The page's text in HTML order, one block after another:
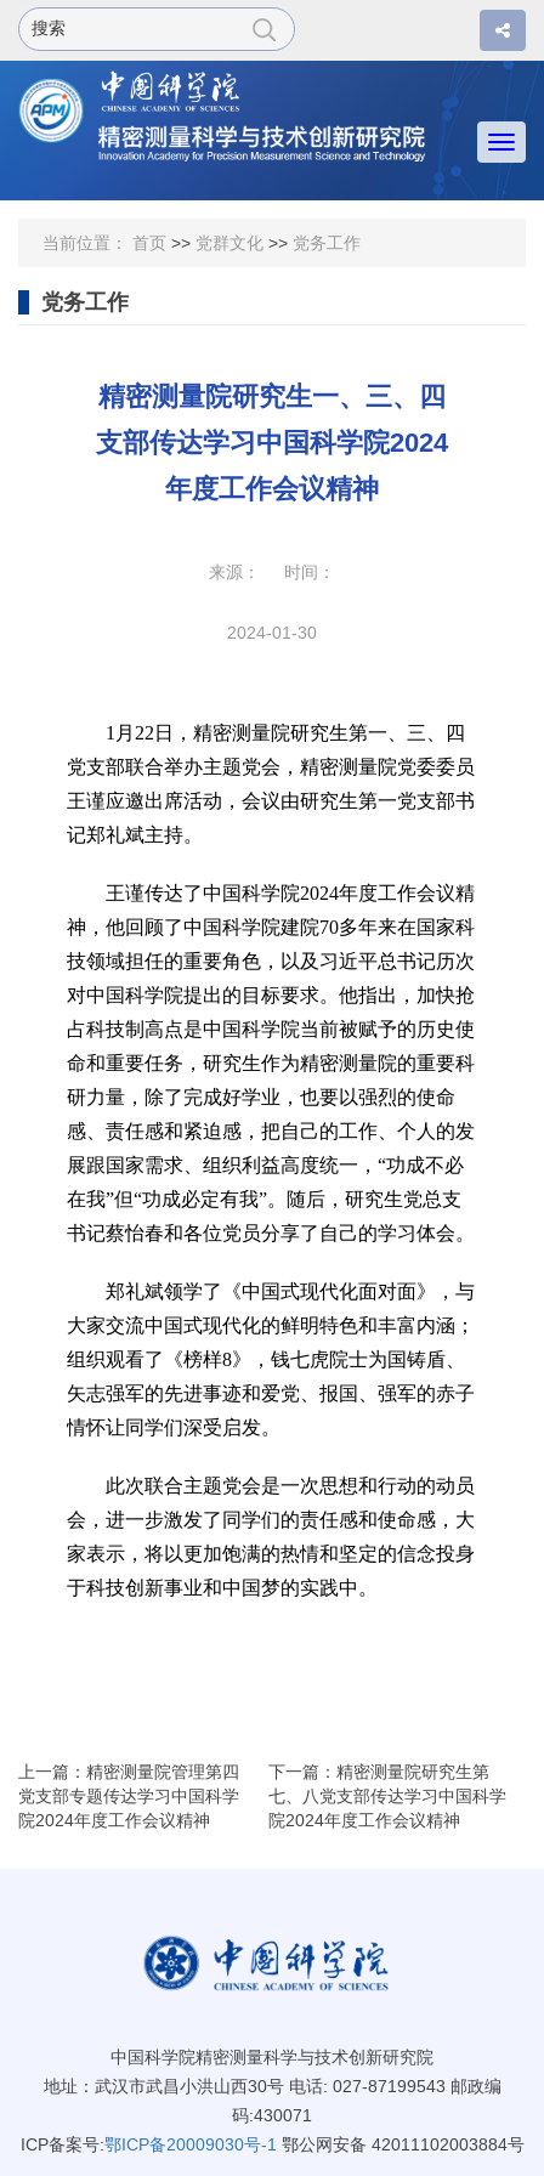
当前位置： 首页 >> 党群文化 >> 党务工作
党务工作
精密测量院研究生一、三、四
支部传达学习中国科学院2024
年度工作会议精神
来源： 时间：
2024-01-30
1月22日，精密测量院研究生第一、三、四
党支部联合举办主题党会，精密测量院党委委员
王谨应邀出席活动，会议由研究生第一党支部书
记郑礼斌主持。
王谨传达了中国科学院2024年度工作会议精
神，他回顾了中国科学院建院70多年来在国家科
技领域担任的重要角色，以及习近平总书记历次
对中国科学院提出的目标要求。他指出，加快抢
占科技制高点是中国科学院当前被赋予的历史使
命和重要任务，研究生作为精密测量院的重要科
研力量，除了完成好学业，也要以强烈的使命
感、责任感和紧迫感，把自己的工作、个人的发
展跟国家需求、组织利益高度统一，“功成不必
在我”但“功成必定有我”。随后，研究生党总支
书记蔡怡春和各位党员分享了自己的学习体会。
郑礼斌领学了《中国式现代化面对面》，与
大家交流中国式现代化的鲜明特色和丰富内涵；
组织观看了《榜样8》，钱七虎院士为国铸盾、
矢志强军的先进事迹和爱党、报国、强军的赤子
情怀让同学们深受启发。
此次联合主题党会是一次思想和行动的动员
会，进一步激发了同学们的责任感和使命感，大
家表示，将以更加饱满的热情和坚定的信念投身
于科技创新事业和中国梦的实践中。
上一篇：精密测量院管理第四
党支部专题传达学习中国科学
院2024年度工作会议精神
下一篇：精密测量院研究生第
七、八党支部传达学习中国科学
院2024年度工作会议精神
中国科学院精密测量科学与技术创新研究院
地址：武汉市武昌小洪山西30号 电话: 027-87199543 邮政编
码:430071
ICP备案号:鄂ICP备20009030号-1 鄂公网安备 42011102003884号